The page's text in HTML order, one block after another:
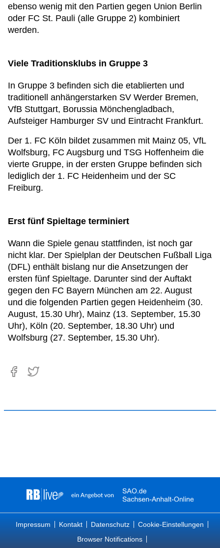
ebenso wenig mit den Partien gegen Union Berlin
oder FC St. Pauli (alle Gruppe 2) kombiniert
werden.
Viele Traditionsklubs in Gruppe 3
In Gruppe 3 befinden sich die etablierten und
traditionell anhängerstarken SV Werder Bremen,
VfB Stuttgart, Borussia Mönchengladbach,
Aufsteiger Hamburger SV und Eintracht Frankfurt.
Der 1. FC Köln bildet zusammen mit Mainz 05, VfL
Wolfsburg, FC Augsburg und TSG Hoffenheim die
vierte Gruppe, in der ersten Gruppe befinden sich
lediglich der 1. FC Heidenheim und der SC
Freiburg.
Erst fünf Spieltage terminiert
Wann die Spiele genau stattfinden, ist noch gar
nicht klar. Der Spielplan der Deutschen Fußball Liga
(DFL) enthält bislang nur die Ansetzungen der
ersten fünf Spieltage. Darunter sind der Auftakt
gegen den FC Bayern München am 22. August
und die folgenden Partien gegen Heidenheim (30.
August, 15.30 Uhr), Mainz (13. September, 15.30
Uhr), Köln (20. September, 18.30 Uhr) und
Wolfsburg (27. September, 15.30 Uhr).
Impressum Kontakt Datenschutz
Cookie-Einstellungen
Browser Notifications